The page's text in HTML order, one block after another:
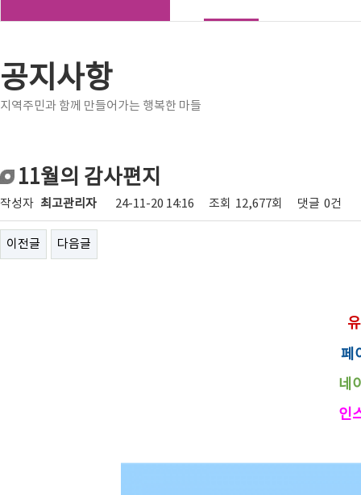
공지사항
지역주민과 함께 만들어가는 행복한 마들
11월의 감사편지
작성자 최고관리자 24-11-20 14:16 조회 12,677회 댓글 0건
이전글 다음글
페
네
인